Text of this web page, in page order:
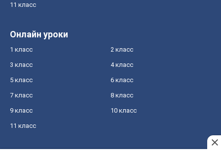
11 класс
Онлайн уроки
1 класс 2 класс
3 класс 4 класс
5 класс 6 класс
7 класс 8 класс
9 класс 10 класс
11 класс